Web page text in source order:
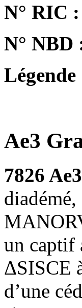
N° RIC :
N° NBD
Légende
Ae3
7826
un captif
ΔSISCE
d’une